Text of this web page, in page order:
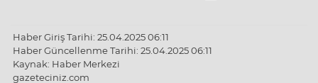
Haber Giriş Tarihi: 25.04.2025 06:11
Haber Güncellenme Tarihi: 25.04.2025 06:11
Kaynak: Haber Merkezi
gazeteciniz.com